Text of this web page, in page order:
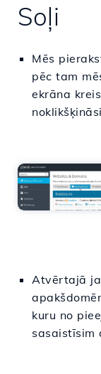
Soļi
Mēs
pēc tam
ekrāna
Atvērtajā
kuru no
sasaistīsim